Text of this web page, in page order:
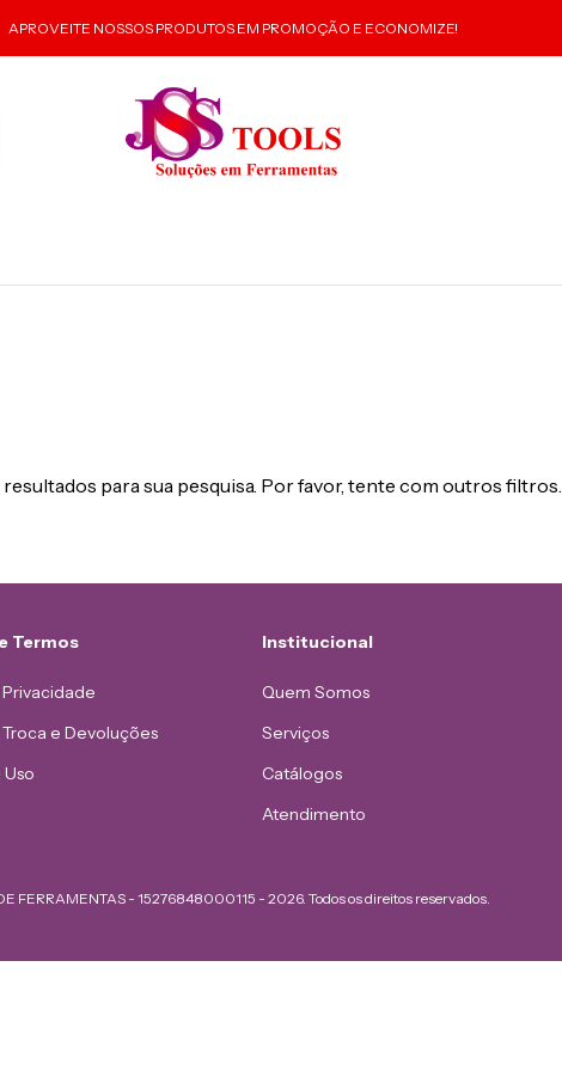
APROVEITE NOSSOS PRODUTOS EM PROMOÇÃO E ECONOMIZE!
para sua pesquisa. Por favor, tente com outros filtros.
Termos
e Devoluções
Institucional
Quem Somos
Serviços
Catálogos
Atendimento
FERRAMENTAS - 15276848000115 - 2026. Todos os direitos reservados.